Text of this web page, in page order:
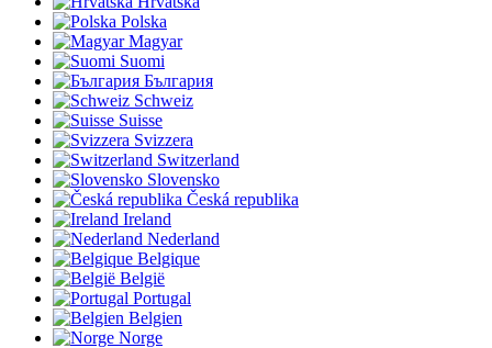
Polska
Magyar
Suomi
България
Schweiz
Suisse
Svizzera
Switzerland
Slovensko
Česká republika
Ireland
Nederland
Belgique
België
Portugal
Belgien
Norge